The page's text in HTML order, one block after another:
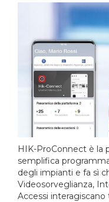
HIK-ProConnect è la
semplifica
degli impianti e fa sì
Videosorveglianza,
Accessi